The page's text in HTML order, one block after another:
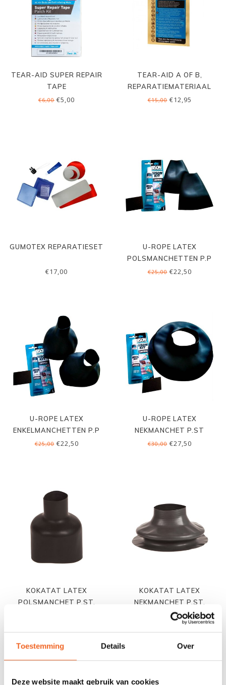
Toestemming Details Over
Deze website maakt gebruik van cookies
TEAR-AID SUPER REPAIR
TAPE
€6,00 €5,00
TEAR-AID A OF B,
REPARATIEMATERIAAL
€15,00€12,95
GUMOTEX REPARATIESET
€17,00
U-ROPE LATEX
POLSMANCHETTEN P.P
€25,00€22,50
U-ROPE LATEX
ENKELMANCHETTEN P.P
€25,00€22,50
U-ROPE LATEX
NEKMANCHET P.ST
€30,00€27,50
KOKATAT LATEX
POLSMANCHET P.ST.
KOKATAT LATEX
NEKMANCHET P.ST.
€45,00